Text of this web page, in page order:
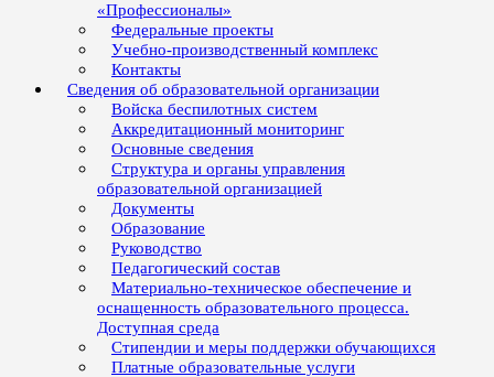
«Профессионалы»
Федеральные проекты
Учебно-производственный комплекс
Контакты
Сведения об образовательной организации
Войска беспилотных систем
Аккредитационный мониторинг
Основные сведения
Структура и органы управления
образовательной организацией
Документы
Образование
Руководство
Педагогический состав
Материально-техническое обеспечение и
оснащенность образовательного процесса.
Доступная среда
Стипендии и меры поддержки обучающихся
Платные образовательные услуги